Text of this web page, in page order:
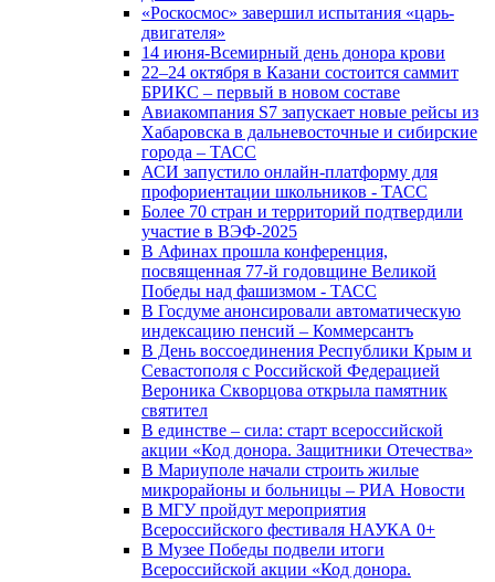
«Роскосмос» завершил испытания «царь-
двигателя»
14 июня-Всемирный день донора крови
22–24 октября в Казани состоится саммит
БРИКС – первый в новом составе
Авиакомпания S7 запускает новые рейсы из
Хабаровска в дальневосточные и сибирские
города – ТАСС
АСИ запустило онлайн-платформу для
профориентации школьников - ТАСС
Более 70 стран и территорий подтвердили
участие в ВЭФ-2025
В Афинах прошла конференция,
посвященная 77-й годовщине Великой
Победы над фашизмом - ТАСС
В Госдуме анонсировали автоматическую
индексацию пенсий – Коммерсантъ
В День воссоединения Республики Крым и
Севастополя с Российской Федерацией
Вероника Скворцова открыла памятник
святител
В единстве – сила: старт всероссийской
акции «Код донора. Защитники Отечества»
В Мариуполе начали строить жилые
микрорайоны и больницы – РИА Новости
В МГУ пройдут мероприятия
Всероссийского фестиваля НАУКА 0+
В Музее Победы подвели итоги
Всероссийской акции «Код донора.